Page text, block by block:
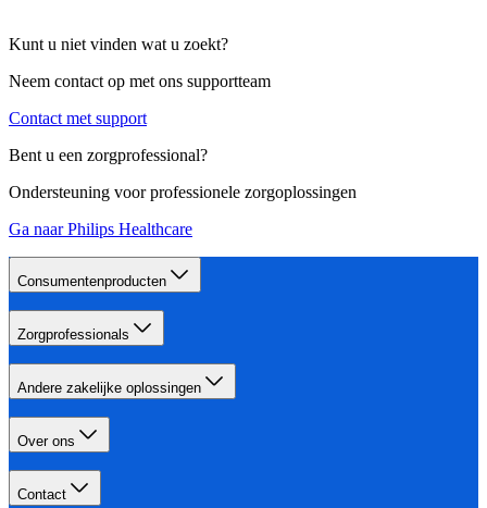
Kunt u niet vinden wat u zoekt?
Neem contact op met ons supportteam
Contact met support
Bent u een zorgprofessional?
Ondersteuning voor professionele zorgoplossingen
Ga naar Philips Healthcare
Consumentenproducten
Zorgprofessionals
Andere zakelijke oplossingen
Over ons
Contact